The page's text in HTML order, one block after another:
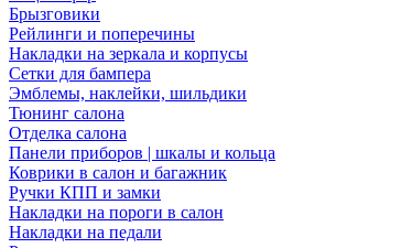
Брызговики
Рейлинги и поперечины
Накладки на зеркала и корпусы
Сетки для бампера
Эмблемы, наклейки, шильдики
Тюнинг салона
Отделка салона
Панели приборов | шкалы и кольца
Коврики в салон и багажник
Ручки КПП и замки
Накладки на пороги в салон
Накладки на педали